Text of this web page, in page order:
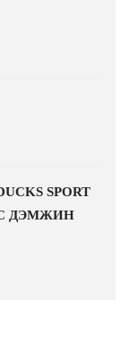
SPORT
ДЭМЖИН